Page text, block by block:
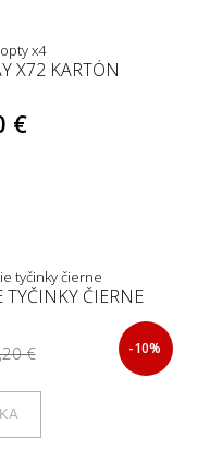
X72 KARTÓN
€
TYČINKY ČIERNE
€ -10%